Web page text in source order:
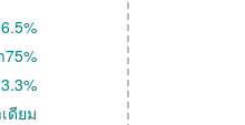
ดียม